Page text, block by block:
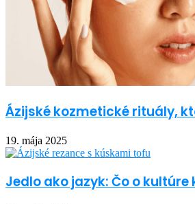
Ázijské kozmetické rituály,
19. mája 2025
Jedlo ako jazyk: Čo o